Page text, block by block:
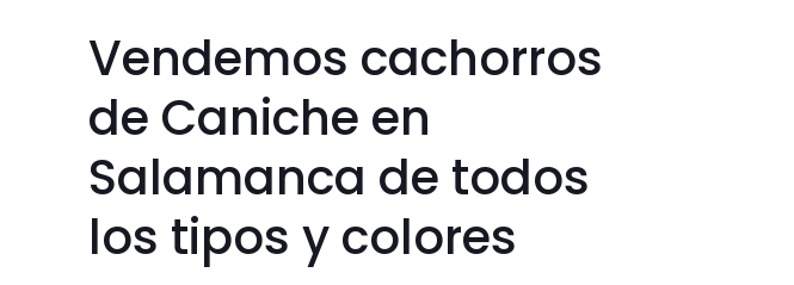
Vendemos cachorros
de Caniche en
Salamanca de todos
los tipos y colores